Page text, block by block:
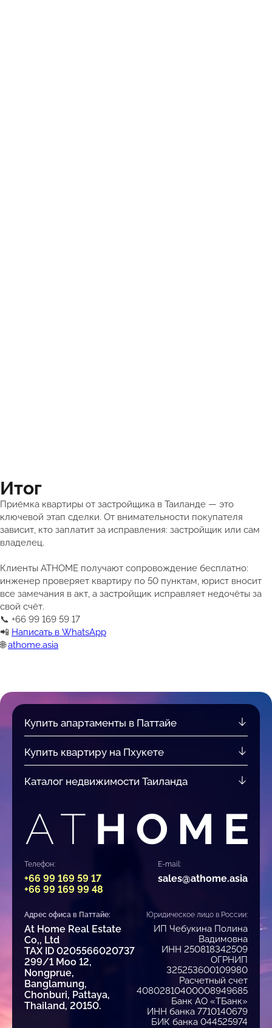
Итог
Приёмка квартиры от застройщика в Таиланде — это
ключевой этап сделки. От внимательности покупателя
зависит, кто заплатит за исправления: застройщик или сам
владелец.
Клиенты ATHOME получают сопровождение бесплатно:
инженер проверяет квартиру по 50 пунктам, юрист вносит
все замечания в акт, а застройщик исправляет недочёты за
свой счёт.
📞 +66 99 169 59 17
📲 Написать в WhatsApp
🌐 athome.asia
Купить апартаменты в Паттайе
Купить квартиру на Пхукете
Каталог недвижимости Таиланда
Телефон:
+66 99 169 59 17
+66 99 169 99 48
E-mail:
sales@athome.asia
Адрес офиса в Паттайе:
At Home Real Estate
Co,, Ltd
TAX ID 0205566020737
299/1 Moo 12,
Nongprue,
Banglamung,
Chonburi, Pattaya,
Thailand, 20150.
Юридическое лицо в России:
ИП Чебукина Полина
Вадимовна
ИНН 250818342509
ОГРНИП
325253600109980
Расчетный счет
40802810400008949685
Банк АО «ТБанк»
ИНН банка 7710140679
БИК банка 044525974